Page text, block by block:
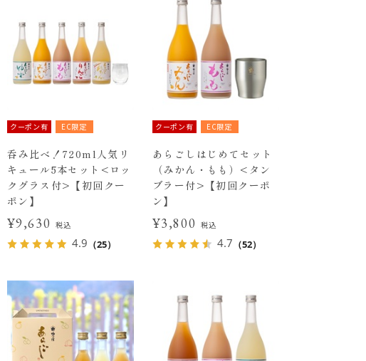
クーポン有 EC限定
呑み比べ！720ml人気リ
キュール5本セット<ロッ
クグラス付>【初回クー
ポン】
¥9,630 税込
4.9 （25）
クーポン有 EC限定
あらごしはじめてセット
（みかん・もも）<タン
ブラー付>【初回クーポ
ン】
¥3,800 税込
4.7 （52）